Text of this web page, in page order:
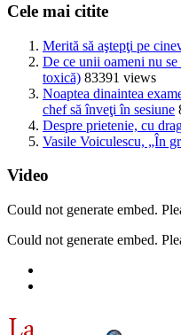
Cele mai citite
Merită să aştepţi pe
De ce unii oameni nu
toxică) 83391 views
Noaptea dinaintea
chef să înveţi în sesiune
Despre prietenie, cu
Vasile Voiculescu, „În
Video
Could not generate embed.
Could not generate embed.